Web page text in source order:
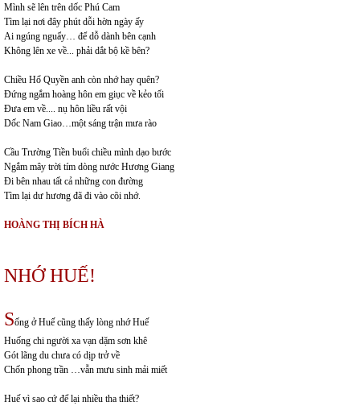
Mình sẽ lên trên dốc Phú Cam
Tìm lại nơi đây phút dỗi hờn ngày ấy
Ai ngúng nguẩy… để dỗ dành bên cạnh
Không lên xe về... phải dắt bộ kề bên?
Chiều Hổ Quyền anh còn nhớ hay quên?
Đứng ngắm hoàng hôn em giục về kẻo tối
Đưa em về.... nụ hôn liều rất vội
Dốc Nam Giao…một sáng trận mưa rào
Cầu Trường Tiền buổi chiều mình dạo bước
Ngắm mây trời tím dòng nước Hương Giang
Đi bên nhau tất cả những con đường
Tìm lại dư hương đã đi vào cõi nhớ.
HOÀNG THỊ BÍCH HÀ
NHỚ HUẾ!
Sống ở Huế cũng thấy lòng nhớ Huế
Huống chi người xa vạn dặm sơn khê
Gót lãng du chưa có dịp trở về
Chốn phong trần …vẫn mưu sinh mải miết
Huế vì sao cứ để lại nhiều tha thiết?